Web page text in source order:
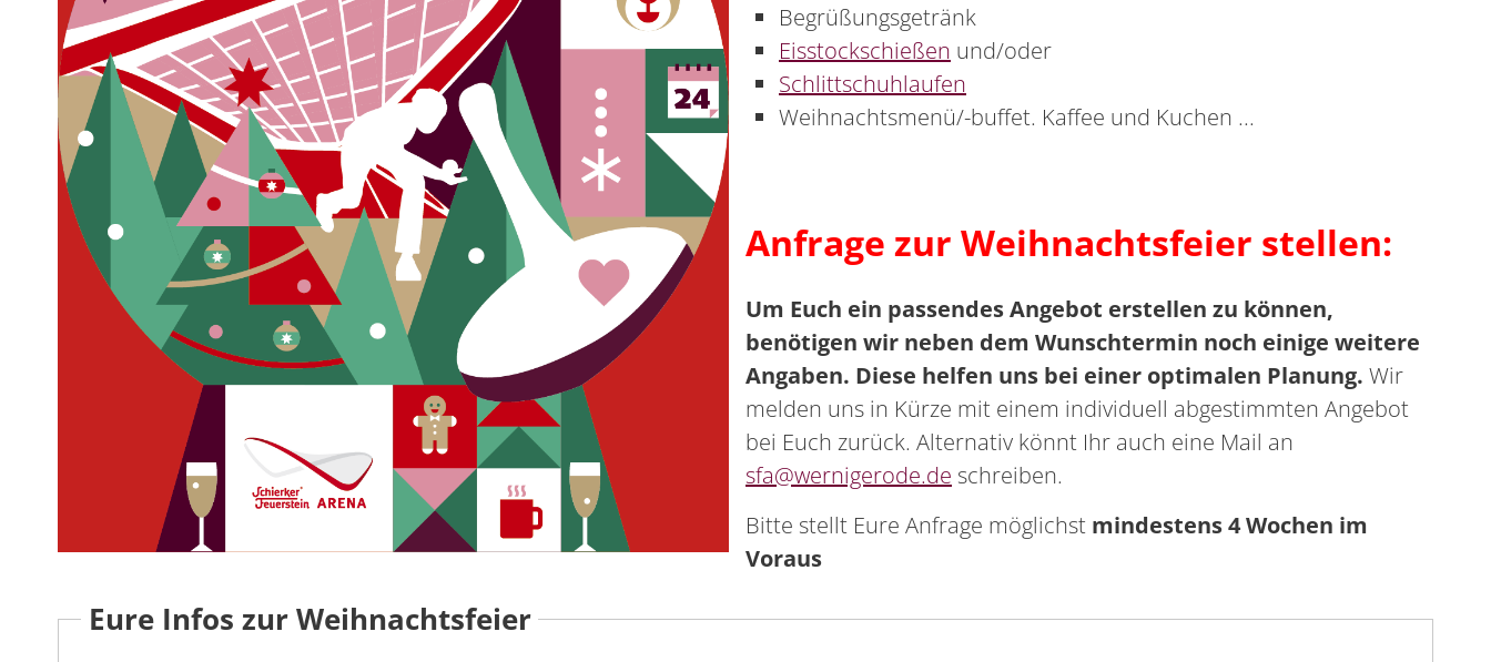
Begrüßungsgetränk
Eisstockschießen und/oder
Schlittschuhlaufen
Weihnachtsmenü/-buffet. Kaffee und Kuchen ...
Anfrage zur Weihnachtsfeier stellen:
Um Euch ein passendes Angebot erstellen zu können,
benötigen wir neben dem Wunschtermin noch einige weitere
Angaben. Diese helfen uns bei einer optimalen Planung. Wir
melden uns in Kürze mit einem individuell abgestimmten Angebot
bei Euch zurück. Alternativ könnt Ihr auch eine Mail an
sfa@wernigerode.de schreiben.
Bitte stellt Eure Anfrage möglichst mindestens 4 Wochen im
Voraus
Eure Infos zur Weihnachtsfeier